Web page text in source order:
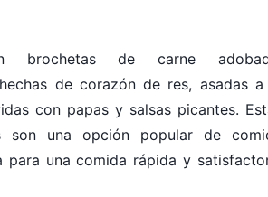
brochetas de carne
de corazón de res, asadas
con papas y salsas picantes.
son una opción popular de
para una comida rápida y